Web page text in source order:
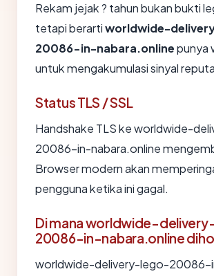
Rekam jejak ? tahun bukan bukti
tetapi berartiworldwide-
20086-in-nabara.onlinepunya
untuk mengakumulasi sinyal
Status TLS / SSL
Handshake TLS ke worldwide-
20086-in-nabara.online
Browser modern akan
pengguna ketika ini gagal.
Di mana worldwide-
20086-in-nabara.online
worldwide-delivery-lego-20086-